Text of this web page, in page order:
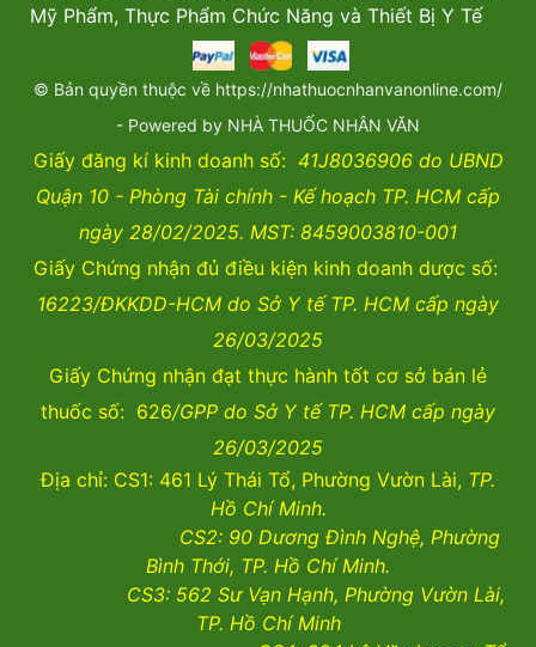
Mỹ Phẩm, Thực Phẩm Chức Năng và Thiết Bị Y Tế
© Bản quyền thuộc về https://nhathuocnhanvanonline.com/
- Powered by NHÀ THUỐC NHÂN VĂN
Giấy đăng kí kinh doanh số: 41J8036906 do UBND
Quận 10 - Phòng Tài chính - Kế hoạch TP. HCM cấp
ngày 28/02/2025. MST: 8459003810-001
Giấy Chứng nhận đủ điều kiện kinh doanh dược số:
16223/ĐKKDD-HCM do Sở Y tế TP. HCM cấp ngày
26/03/2025
Giấy Chứng nhận đạt thực hành tốt cơ sở bán lẻ
thuốc số: 626/GPP do Sở Y tế TP. HCM cấp ngày
26/03/2025
Địa chỉ: CS1: 461 Lý Thái Tổ, Phường Vườn Lài, TP.
Hồ Chí Minh.
CS2: 90 Dương Đình Nghệ, Phường
Bình Thới, TP. Hồ Chí Minh.
CS3: 562 Sư Vạn Hạnh, Phường Vườn Lài,
TP. Hồ Chí Minh